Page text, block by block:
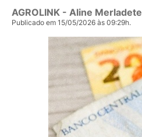
AGROLINK - Aline Merladete
Publicado em 15/05/2026 às 09:29h.